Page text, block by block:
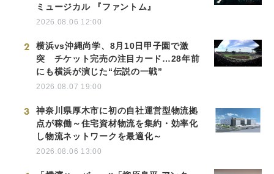
ミュージカル 『ファントム』
2026.08.06 12:00
2
横浜vs沖縄尚学、8月10日甲子園で激
突 チケット完売の注目カード…28年前
にも横浜が演じた“伝説の一戦”
2026.08.07 19:00
3
神奈川県厚木市に初の自社運営型物流拠
点が稼働～住宅資材物流を集約・効率化
し物流ネットワークを最適化～
2026.08.06 13:00